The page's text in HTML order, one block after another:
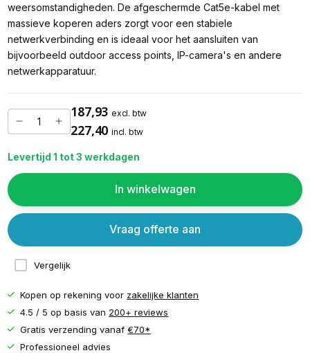
weersomstandigheden. De afgeschermde Cat5e-kabel met
massieve koperen aders zorgt voor een stabiele
netwerkverbinding en is ideaal voor het aansluiten van
bijvoorbeeld outdoor access points, IP-camera's en andere
netwerkapparatuur.
187,93 excl. btw
227,40 incl. btw
Levertijd 1 tot 3 werkdagen
In winkelwagen
Vergelijk
Vraag offerte aan
Kopen op rekening voor zakelijke klanten
4.5 / 5 op basis van 200+ reviews
Gratis verzending vanaf€70*
Professioneel advies